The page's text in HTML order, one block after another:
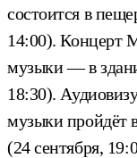
состоится в
14:00). Концерт
музыки — в
18:30).
музыки пройдёт
(24 сентября,